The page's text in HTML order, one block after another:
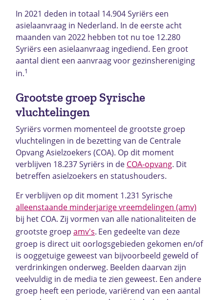
In 2021 deden in totaal 14.904 Syriërs een
asielaanvraag in Nederland. In de eerste acht
maanden van 2022 hebben tot nu toe 12.280
Syriërs een asielaanvraag ingediend. Een groot
aantal dient een aanvraag voor gezinshereniging
in.1
Grootste groep Syrische
vluchtelingen
Syriërs vormen momenteel de grootste groep
vluchtelingen in de bezetting van de Centrale
Opvang Asielzoekers (COA). Op dit moment
verblijven 18.237 Syriërs in de COA-opvang. Dit
betreffen asielzoekers en statushouders.
Er verblijven op dit moment 1.231 Syrische
alleenstaande minderjarige vreemdelingen (amv)
bij het COA. Zij vormen van alle nationaliteiten de
grootste groep amv's. Een gedeelte van deze
groep is direct uit oorlogsgebieden gekomen en/of
is ooggetuige geweest van bijvoorbeeld geweld of
verdrinkingen onderweg. Beelden daarvan zijn
veelvuldig in de media te zien geweest. Een andere
groep heeft een periode, variërend van een aantal